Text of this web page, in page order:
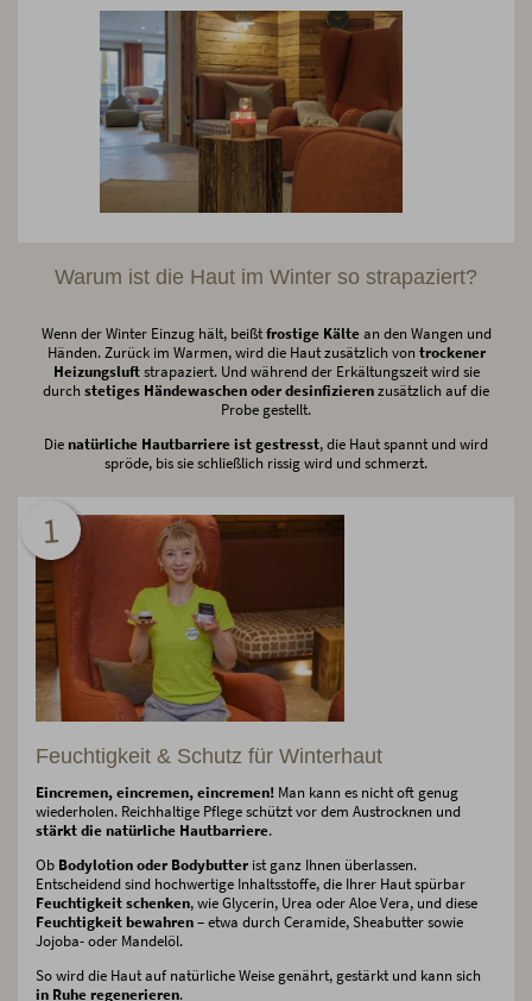
Warum ist die Haut im Winter so strapaziert?
Wenn der Winter Einzug hält, beißtfrostige Kältean den Wangen und
Händen. Zurück im Warmen, wird die Haut zusätzlich von trockener
Heizungsluftstrapaziert. Und während der Erkältungszeit wird sie
durch stetiges Händewaschen oder desinfizierenzusätzlich auf die
Probe gestellt.
Dienatürliche Hautbarriere ist gestresst, die Haut spannt und wird
spröde, bis sie schließlich rissig wird und schmerzt.
1
Feuchtigkeit & Schutz für Winterhaut
Eincremen, eincremen, eincremen! Man kann es nicht oft genug
wiederholen. Reichhaltige Pflege schützt vor dem Austrocknen und
stärkt die natürliche Hautbarriere.
Ob Bodylotion oder Bodybutter ist ganz Ihnen überlassen.
Entscheidend sind hochwertige Inhaltsstoffe, die Ihrer Haut spürbar
Feuchtigkeit schenken, wie Glycerin, Urea oder Aloe Vera, und diese
Feuchtigkeit bewahren– etwa durch Ceramide, Sheabutter sowie
Jojoba- oder Mandelöl.
So wird die Haut auf natürliche Weise genährt, gestärkt und kann sich
in Ruhe regenerieren.